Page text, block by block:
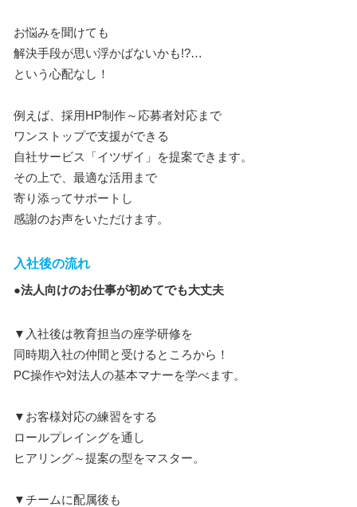
お悩みを聞けても
解決手段が思い浮かばないかも!?…
という心配なし！
例えば、採用HP制作～応募者対応まで
ワンストップで支援ができる
自社サービス「イツザイ」を提案できます。
その上で、最適な活用まで
寄り添ってサポートし
感謝のお声をいただけます。
入社後の流れ
●法人向けのお仕事が初めてでも大丈夫
▼入社後は教育担当の座学研修を
同時期入社の仲間と受けるところから！
PC操作や対法人の基本マナーを学べます。
▼お客様対応の練習をする
ロールプレイングを通し
ヒアリング～提案の型をマスター。
▼チームに配属後も